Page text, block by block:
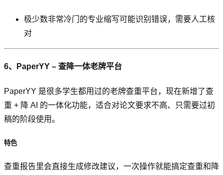
极少数非常冷门的专业缩写可能识别错误，需要人工核
对
6、PaperYY – 查降一体老牌平台
PaperYY 是很多学生都用过的老牌查重平台，现在新增了查
重 + 降 AI 的一体化功能，适合对论文要求不高、只需要过初
稿的阶段使用。
特色
查重报告里会直接生成修改建议，一次操作就能搞定查重和降